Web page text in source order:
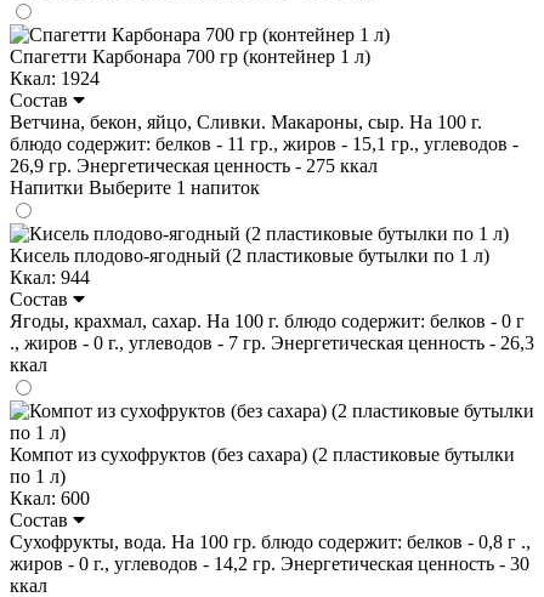
Спагетти Карбонара 700 гр (контейнер 1 л)
Ккал: 1924
Состав
Ветчина, бекон, яйцо, Сливки. Макароны, сыр. На 100 г.
блюдо содержит: белков - 11 гр., жиров - 15,1 гр., углеводов -
26,9 гр. Энергетическая ценность - 275 ккал
Напитки Выберите 1 напиток
Кисель плодово-ягодный (2 пластиковые бутылки по 1 л)
Ккал: 944
Состав
Ягоды, крахмал, сахар. На 100 г. блюдо содержит: белков - 0 г
., жиров - 0 г., углеводов - 7 гр. Энергетическая ценность - 26,3
ккал
Компот из сухофруктов (без сахара) (2 пластиковые бутылки
по 1 л)
Ккал: 600
Состав
Сухофрукты, вода. На 100 гр. блюдо содержит: белков - 0,8 г .,
жиров - 0 г., углеводов - 14,2 гр. Энергетическая ценность - 30
ккал